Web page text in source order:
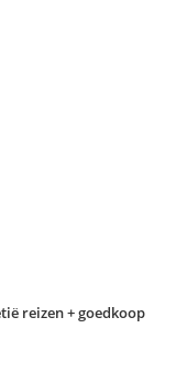
reizen + goedkoop